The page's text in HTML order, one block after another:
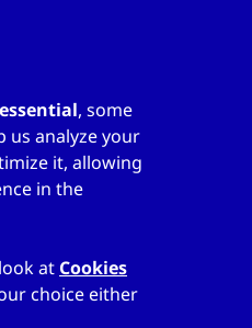
essential, some
us analyze your
it, allowing
in the
at Cookies
choice either